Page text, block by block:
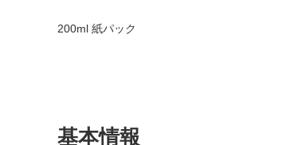
200ml 紙パック
基本情報